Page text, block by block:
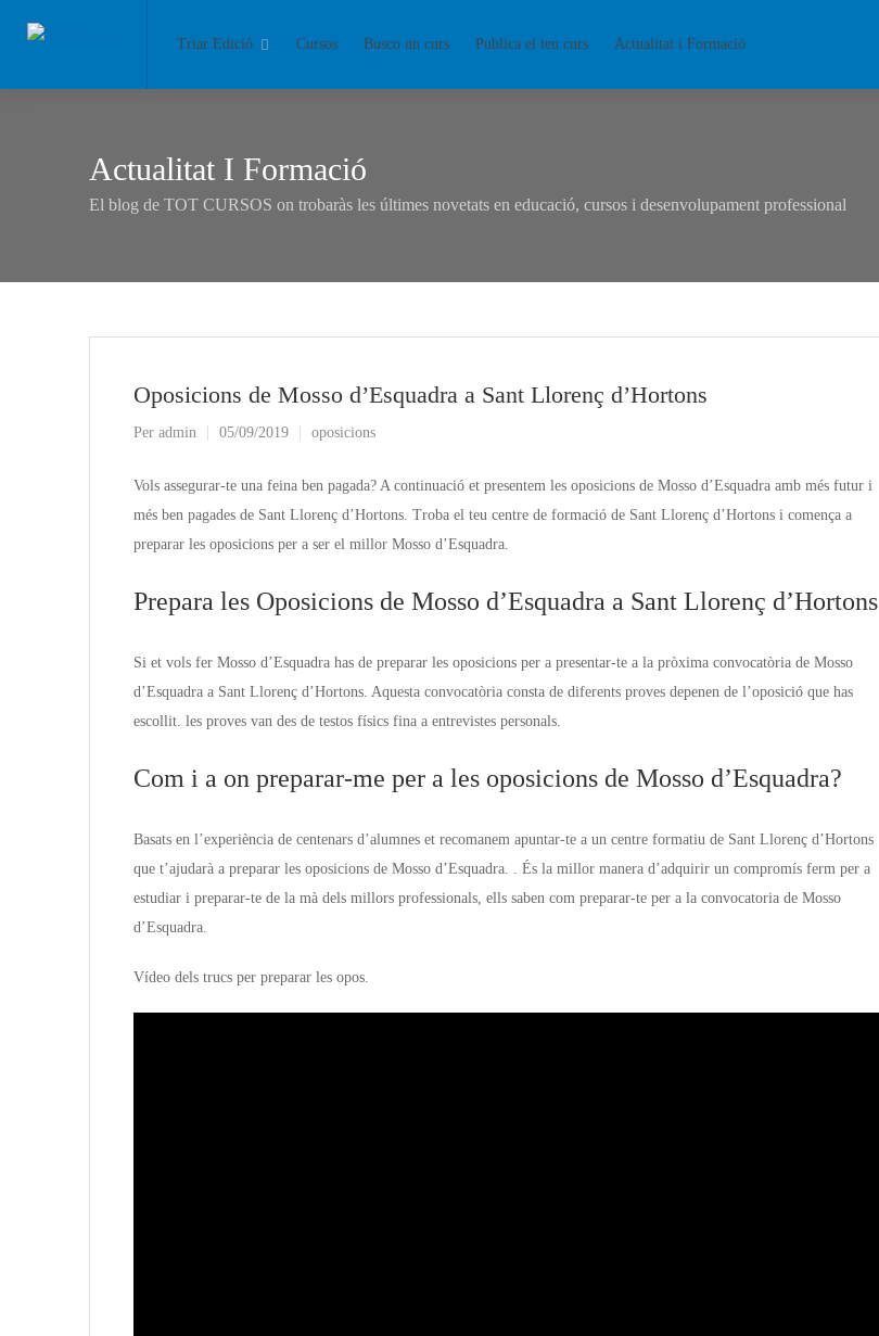
Triar Edició Cursos Busco un curs Publica el teu curs Actualitat i Formació
Actualitat I Formació
El blog de TOT CURSOS on trobaràs les últimes novetats en educació, cursos i desenvolupament professional
Oposicions de Mosso d’Esquadra a Sant Llorenç d’Hortons
Per admin 05/09/2019 oposicions
Vols assegurar-te una feina ben pagada? A continuació et presentem les oposicions de Mosso d’Esquadra amb més futur i
més ben pagades de Sant Llorenç d’Hortons. Troba el teu centre de formació de Sant Llorenç d’Hortons i comença a
preparar les oposicions per a ser el millor Mosso d’Esquadra.
Prepara les Oposicions de Mosso d’Esquadra a Sant Llorenç d’Hortons
Si et vols fer Mosso d’Esquadra has de preparar les oposicions per a presentar-te a la pròxima convocatòria de Mosso
d’Esquadra a Sant Llorenç d’Hortons. Aquesta convocatòria consta de diferents proves depenen de l’oposició que has
escollit. les proves van des de testos físics fina a entrevistes personals.
Com i a on preparar-me per a les oposicions de Mosso d’Esquadra?
Basats en l’experiència de centenars d’alumnes et recomanem apuntar-te a un centre formatiu de Sant Llorenç d’Hortons
que t’ajudarà a preparar les oposicions de Mosso d’Esquadra. . És la millor manera d’adquirir un compromís ferm per a
estudiar i preparar-te de la mà dels millors professionals, ells saben com preparar-te per a la convocatoria de Mosso
d’Esquadra.
Vídeo dels trucs per preparar les opos.